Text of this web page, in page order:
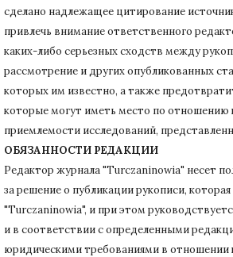
сделано надлежащее цитирование
привлечь внимание ответственного
каких-либо серьезных сходств между
рассмотрение и других опубликованных
которых им известно, а также
которые могут иметь место по отношению
приемлемости исследований,
ОБЯЗАННОСТИ РЕДАКЦИИ
Редактор журнала "Turczaninowia" несет
за решение о публикации рукописи, которая
"Turczaninowia", и при этом
и в соответствии с определенными
юридическими требованиями в отношении